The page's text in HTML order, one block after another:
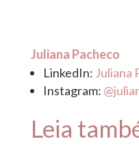
Juliana Pacheco
LinkedIn: Juliana
Instagram:
Leia